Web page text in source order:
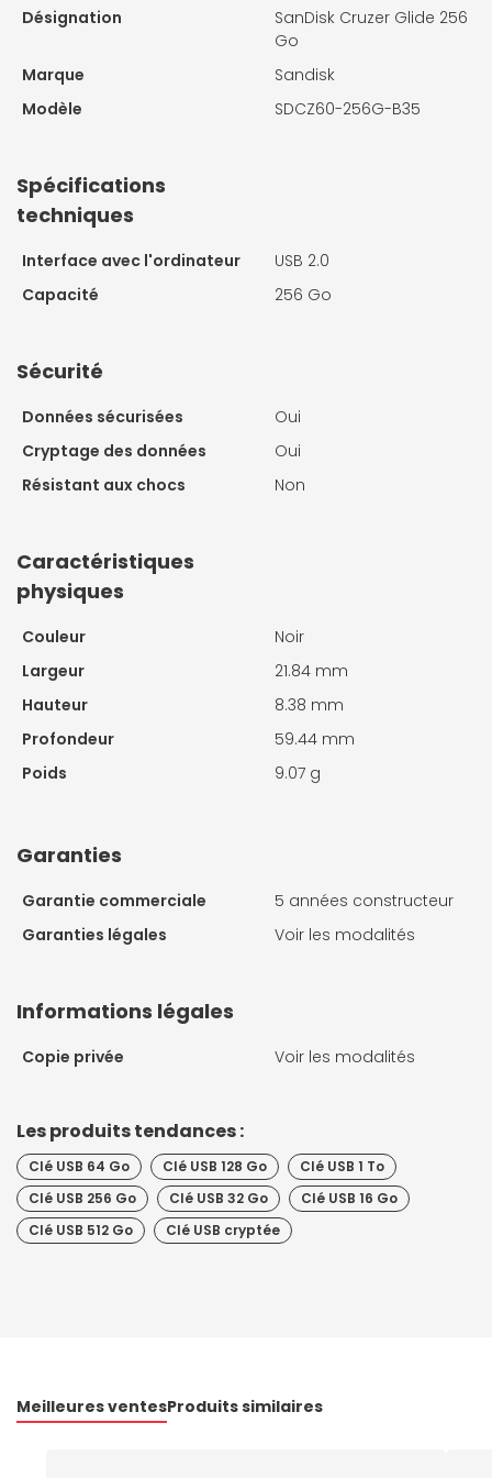
Désignation
SanDisk Cruzer Glide 256
Go
Marque
Sandisk
Modèle
SDCZ60-256G-B35
Spécifications
techniques
Interface avec l'ordinateur
USB 2.0
Capacité
256 Go
Sécurité
Données sécurisées
Oui
Cryptage des données
Oui
Résistant aux chocs
Non
Caractéristiques
physiques
Couleur
Noir
Largeur
21.84 mm
Hauteur
8.38 mm
Profondeur
59.44 mm
Poids
9.07 g
Garanties
Garantie commerciale
5 années constructeur
Garanties légales
Voir les modalités
Informations légales
Copie privée Voir les modalités
Les produits tendances :
Clé USB 64 Go Clé USB 128 Go
Clé USB 1 To
Clé USB 256 Go
Clé USB 32 Go
Clé USB 16 Go
Clé USB 512 Go
Clé USB cryptée
Meilleures ventesProduits similaires